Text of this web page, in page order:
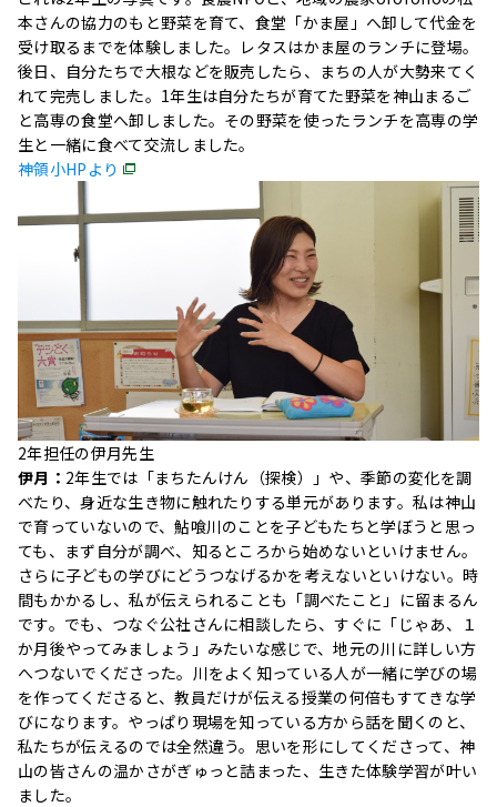
本さんの協力のもと野菜を育て、食堂「かま屋」へ卸して代金を
受け取るまでを体験しました。レタスはかま屋のランチに登場。
後日、自分たちで大根などを販売したら、まちの人が大勢来てく
れて完売しました。1年生は自分たちが育てた野菜を神山まるご
と高専の食堂へ卸しました。その野菜を使ったランチを高専の学
生と一緒に食べて交流しました。
神領小HPより
2年担任の伊月先生
伊月： 2年生では「まちたんけん（探検）」や、季節の変化を調
べたり、身近な生き物に触れたりする単元があります。私は神山
で育っていないので、鮎喰川のことを子どもたちと学ぼうと思っ
ても、まず自分が調べ、知るところから始めないといけません。
さらに子どもの学びにどうつなげるかを考えないといけない。時
間もかかるし、私が伝えられることも「調べたこと」に留まるん
です。でも、つなぐ公社さんに相談したら、すぐに「じゃあ、１
か月後やってみましょう」みたいな感じで、地元の川に詳しい方
へつないでくださった。川をよく知っている人が一緒に学びの場
を作ってくださると、教員だけが伝える授業の何倍もすてきな学
びになります。やっぱり現場を知っている方から話を聞くのと、
私たちが伝えるのでは全然違う。思いを形にしてくださって、神
山の皆さんの温かさがぎゅっと詰まった、生きた体験学習が叶い
ました。